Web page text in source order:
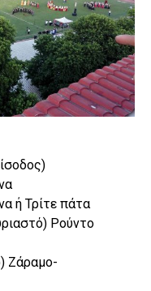
ή Τρίτε πάτα
Ρούντο
Ζάραμο-